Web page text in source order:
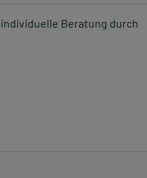
Beratung durch